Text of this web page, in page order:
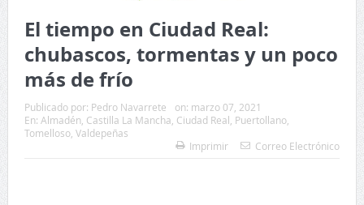
El tiempo en Ciudad Real:
chubascos, tormentas y un poco
más de frío
Publicado por: Pedro Navarrete on: marzo 07, 2021
En: Almadén Castilla La Mancha Ciudad Real Puertollano,
Tomelloso, Valdepeñas
Imprimir
Correo Electrónico